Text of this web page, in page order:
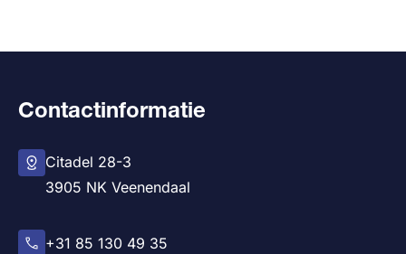
Contactinformatie
Citadel 28-3
3905 NK Veenendaal
+31 85 130 49 35